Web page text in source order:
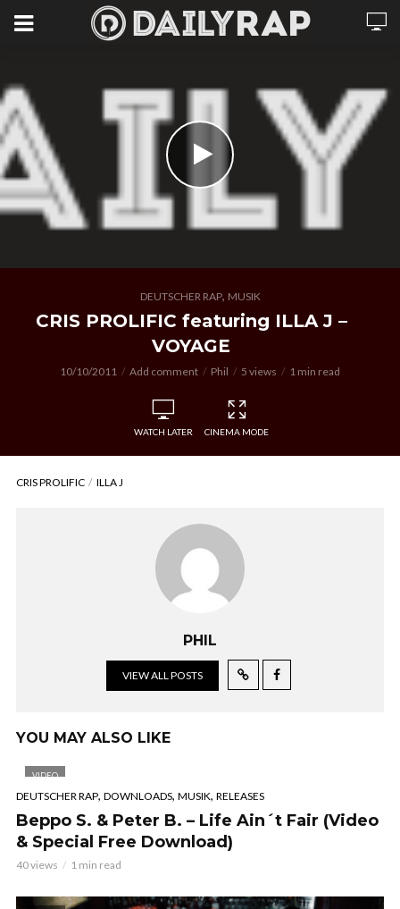
DEUTSCHER RAP, MUSIK
CRIS PROLIFIC featuring ILLA J –
VOYAGE
10/10/2011 Add comment Phil 5 views 1 min read
WATCH LATER CINEMA MODE
CRIS PROLIFIC ILLA J
PHIL
VIEW ALL POSTS
YOU MAY ALSO LIKE
VIDEO
DEUTSCHER RAP, DOWNLOADS, MUSIK, RELEASES
Beppo S. & Peter B. – Life Ain´t Fair (Video
& Special Free Download)
40 views 1 min read